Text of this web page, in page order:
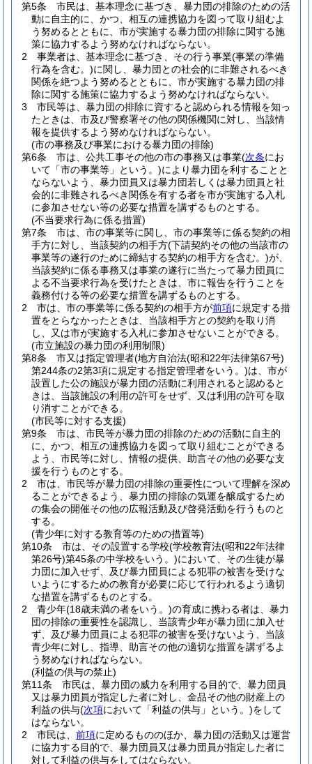
第5条
市民は、基本理念に基づき、暴力団の排除のための活
動に自主的に、かつ、相互の連携協力を図って取り組むよ
う努めるとともに、市が実施する暴力団の排除に関する施
策に協力するよう努めなければならない。
2
事業者は、基本理念に基づき、その行う事業(事業の準備
行為を含む。)に関し、暴力団との社会的に非難されるべき
関係を絶つよう努めるとともに、市が実施する暴力団の排
除に関する施策に協力するよう努めなければならない。
3
市民等は、暴力団の排除に資すると認められる情報を知っ
たときは、市及び警察署その他の関係機関に対し、当該情
報を提供するよう努めなければならない。
(市の事務及び事業における暴力団の排除)
第6条
市は、公共工事その他の市の事務又は事業(次条にお
いて「市の事業等」という。)により暴力団を利することと
ならないよう、暴力団員又は暴力団若しくは暴力団員と社
会的に非難されるべき関係を有する者を市が実施する入札
に参加させない等の必要な措置を講ずるものとする。
(不当要求行為に係る措置)
第7条
市は、市の事業等に関し、市の事業等に係る契約の相
手方に対し、当該契約の相手方(下請契約その他の当該市の
事業等の遂行のために締結する契約の相手方を含む。)が、
当該契約に係る事務又は事業の遂行に当たって暴力団員に
よる不当要求行為を受けたときは、市に報告を行うことを
義務付ける等の必要な措置を講ずるものとする。
2
市は、市の事業等に係る契約の相手方が前項に規定する措
置をとらなかったときは、当該相手方との契約を取り消
し、又は市が実施する入札に参加させないことができる。
(市立施設の暴力団の利用制限)
第8条
市又は指定管理者(地方自治法(昭和22年法律第67号)
第244条の2第3項に規定する指定管理者をいう。)は、市が
設置した公の施設が暴力団の活動に利用されると認めると
きは、当該施設の利用の許可をせず、又は利用の許可を取
り消すことができる。
(市民等に対する支援)
第9条
市は、市民等が暴力団の排除のための活動に自主的
に、かつ、相互の連携協力を図って取り組むことができる
よう、市民等に対し、情報の提供、助言その他の必要な支
援を行うものとする。
2
市は、市民等が暴力団の排除の重要性について理解を深め
ることができるよう、暴力団の排除の気運を醸成するため
の集会の開催その他の広報活動及び啓発活動を行うものと
する。
(青少年に対する教育等のための措置等)
第10条
市は、その設置する学校(学校教育法(昭和22年法律
第26号)第45条の中学校をいう。)において、その生徒が暴
力団に加入せず、及び暴力団員による犯罪の被害を受けな
いようにするための教育が必要に応じて行われるよう適切
な措置を講ずるものとする。
2
青少年(18歳未満の者をいう。)の育成に携わる者は、暴力
団の排除の重要性を認識し、当該青少年が暴力団に加入せ
ず、及び暴力団員による犯罪の被害を受けないよう、当該
青少年に対し、指導、助言その他の適切な措置を講ずるよ
う努めなければならない。
(利益の供与の禁止)
第11条
市民は、暴力団の威力を利用する目的で、暴力団員
又は暴力団員が指定した者に対し、金品その他の財産上の
利益の供与(次項において「利益の供与」という。)をして
はならない。
2
市民は、 前項に定めるもののほか、暴力団の活動又は運営
に協力する目的で、暴力団員又は暴力団員が指定した者に
対して利益の供与をしてはならない。